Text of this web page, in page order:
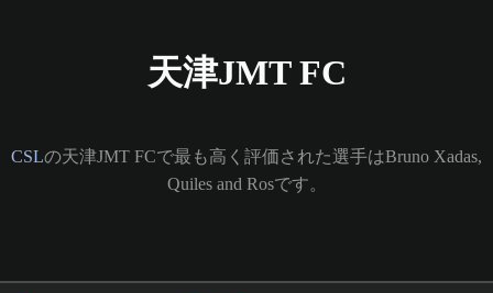
天津JMT FC
CSLの天津JMT FCで最も高く評価された選手はBruno Xadas,
Quiles and Rosです。